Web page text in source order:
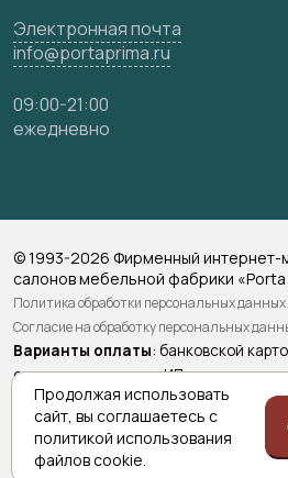
Электронная почта
info@portaprima.ru
09:00-21:00
ежедневно
© 1993-2026 Фирменный интернет-
салонов мебельной фабрики «Porta
Политика обработки персональных данных
Согласие на обработку персональных
Варианты оплаты: банковской
оплата по счету для ИП и
ссылке.Подробнее>>
Продолжая использовать
сайт, вы соглашаетесь с
политикой использования
файлов cookie.